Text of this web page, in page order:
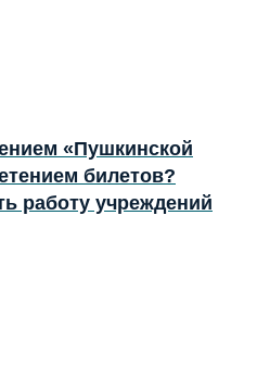
«Пушкинской
билетов?
работу учреждений